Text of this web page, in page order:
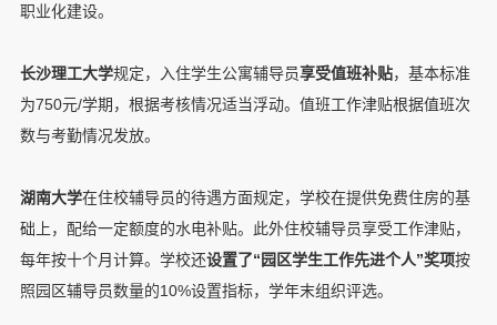
职业化建设。
长沙理工大学规定，入住学生公寓辅导员享受值班补贴，基本标准
为750元/学期，根据考核情况适当浮动。值班工作津贴根据值班次
数与考勤情况发放。
湖南大学在住校辅导员的待遇方面规定，学校在提供免费住房的基
础上，配给一定额度的水电补贴。此外住校辅导员享受工作津贴，
每年按十个月计算。学校还设置了“园区学生工作先进个人”奖项按
照园区辅导员数量的10%设置指标，学年末组织评选。